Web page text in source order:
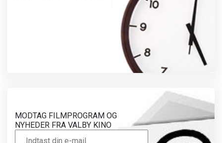
MODTAG FILMPROGRAM OG
NYHEDER FRA VALBY KINO